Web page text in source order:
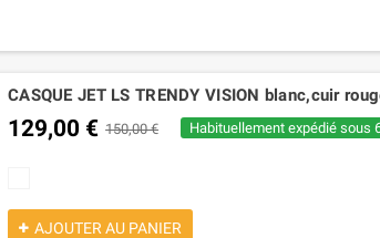
CASQUE JET LS TRENDY VISION blanc,cuir
129,00 € 150,00 € Habituellement expédié sous
AJOUTER AU PANIER